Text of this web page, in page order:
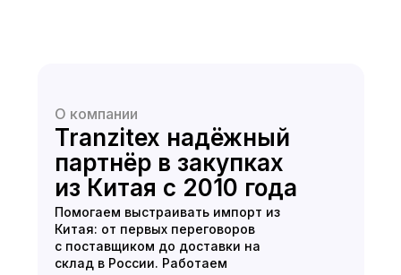
О компании
Tranzitex надёжный
партнёр в закупках
из Китая с 2010 года
Помогаем выстраивать импорт из
Китая: от первых переговоров
с поставщиком до доставки на
склад в России. Работаем